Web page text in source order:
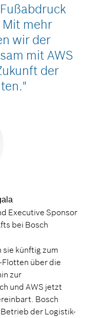
mehr
wir der
mit AWS
der
Executive Sponsor
bei Bosch
künftig zum
über die
zur
und AWS jetzt
Bosch
der Logistik-